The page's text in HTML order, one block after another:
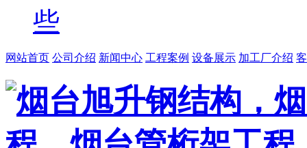
些
网站首页 公司介绍 新闻中心 工程案例 设备展示 加工厂介绍